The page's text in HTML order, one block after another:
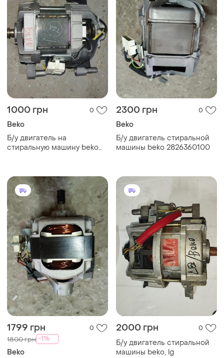
1000 грн 0
Beko
Б/у двигатель на
стиральную машину beko
2300 грн 0
Beko
Б/у двигатель стиральной
машины beko 2826360100
1799 грн 0
1800 грн -1%
Beko
2000 грн 0
Б/у двигатель стиральной
машины beko, lg